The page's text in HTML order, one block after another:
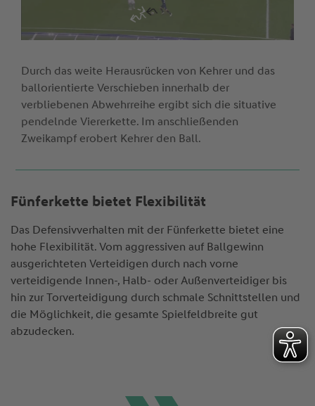
Durch das weite Herausrücken von Kehrer und das
ballorientierte Verschieben innerhalb der
verbliebenen Abwehrreihe ergibt sich die situative
pendelnde Viererkette. Im anschließenden
Zweikampf erobert Kehrer den Ball.
Fünferkette bietet Flexibilität
Das Defensivverhalten mit der Fünferkette bietet eine
hohe Flexibilität. Vom aggressiven auf Ballgewinn
ausgerichteten Verteidigen durch nach vorne
verteidigende Innen-, Halb- oder Außenverteidiger bis
hin zur Torverteidigung durch schmale Schnittstellen und
die Möglichkeit, die gesamte Spielfeldbreite gut
abzudecken.